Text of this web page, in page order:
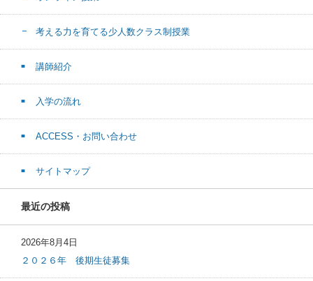
考える力を育てる少人数クラス制授業
講師紹介
入学の流れ
ACCESS・お問い合わせ
サイトマップ
最近の投稿
2026年8月4日
２０２６年 後期生徒募集